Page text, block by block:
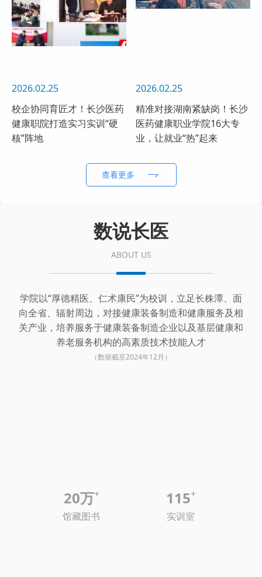
2026.02.25
校企协同育匠才！长沙医药
健康职院打造实习实训“硬
核”阵地
2026.02.25
精准对接湖南紧缺岗！长沙
医药健康职业学院16大专
业，让就业“热”起来
查看更多
数说长医
ABOUT US
学院以“厚德精医、仁术康民”为校训，立足长株潭、面
向全省、辐射周边，对接健康装备制造和健康服务及相
关产业，培养服务于健康装备制造企业以及基层健康和
养老服务机构的高素质技术技能人才
（数据截至2024年12月）
20万+
馆藏图书
115+
实训室